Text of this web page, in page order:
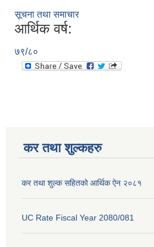
सूचना तथा समाचार
आर्थिक वर्ष:
७९/८०
कर तथा शुल्कहरु
कर तथा शुल्क सहितको आर्थिक ऐन २०८१
UC Rate Fiscal Year 2080/081